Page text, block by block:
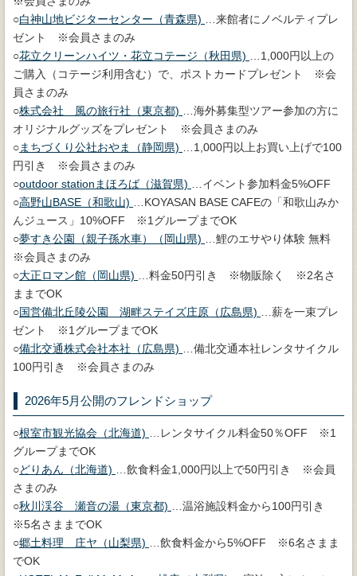
○白神山地ビジターセンター（青森県)
…来館者にノベルティプレ
ゼント ※会員さまのみ
○花立クリーンハイツ・花立コテージ（秋田県)
…1,000円以上の
ご購入（コテージ利用含む）で、ポストカードプレゼント ※会
員さまのみ
○株式会社 風の旅行社（東京都)
…海外募集型ツアー参加の方に
オリジナルグッズをプレゼント ※会員さまのみ
○まちづくり公社おやま（静岡県)
…1,000円以上お買い上げで100
円引き ※会員さまのみ
○outdoor stationまほろば（滋賀県)
…イベント参加料金5%OFF
○高野山BASE（和歌山)
…KOYASAN BASE CAFEの「和歌山みか
んジュース」10%OFF ※1グループまでOK
○夢すき公園（親子孫水車）（岡山県)
…鯉のエサやり体験 無料
※会員さまのみ
○大正ロマン館（岡山県)
…料金50円引き ※物販除く ※2名さ
ままでOK
○国営備北丘陵公園 湖畔ステイズ庄原（広島県)
…薪を一束プレ
ゼント ※1グループまでOK
○備北交通株式会社本社（広島県)
…備北交通本社レンタサイクル
100円引き ※会員さまのみ
2026年5月公開のフレンドショップ
○根室市観光協会（北海道)
…レンタサイクル料金50％OFF ※1
グループまでOK
○どりあん（北海道)
…飲食料金1,000円以上で50円引き ※会員
さまのみ
○秋川渓谷 瀬音の湯（東京都)
…温浴施設料金から100円引き
※5名さままでOK
○郷土料理 庄ヤ（山梨県)
…飲食料金から5%OFF ※6名さまま
でOK